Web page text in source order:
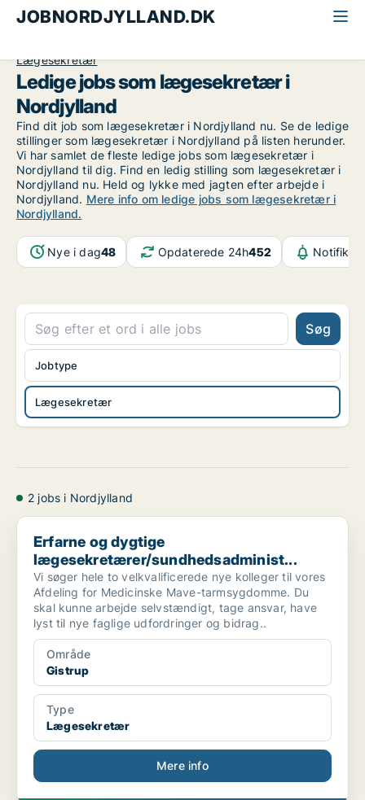
JOBNORDJYLLAND.DK
Lægesekretær
Ledige jobs som lægesekretær i
Nordjylland
Find dit job som lægesekretær i Nordjylland nu. Se de ledige
stillinger som lægesekretær i Nordjylland på listen herunder.
Vi har samlet de fleste ledige jobs som lægesekretær i
Nordjylland til dig. Find en ledig stilling som lægesekretær i
Nordjylland nu. Held og lykke med jagten efter arbejde i
Nordjylland. Mere info om ledige jobs som lægesekretær i
Nordjylland.
Nye i dag48 Opdaterede 24h452
Søg
Lægesekretær
Jobtype
2 jobs i Nordjylland
Erfarne og dygtige lægesekretærer/sundhedsadminist...
Erfarne og dygtige
lægesekretærer/sundhedsadminist...
Vi søger hele to velkvalificerede nye kolleger til vores
Afdeling for Medicinske Mave-tarmsygdomme. Du
skal kunne arbejde selvstændigt, tage ansvar, have
lyst til nye faglige udfordringer og bidrag..
Område
Gistrup
Type
Lægesekretær
Mere info